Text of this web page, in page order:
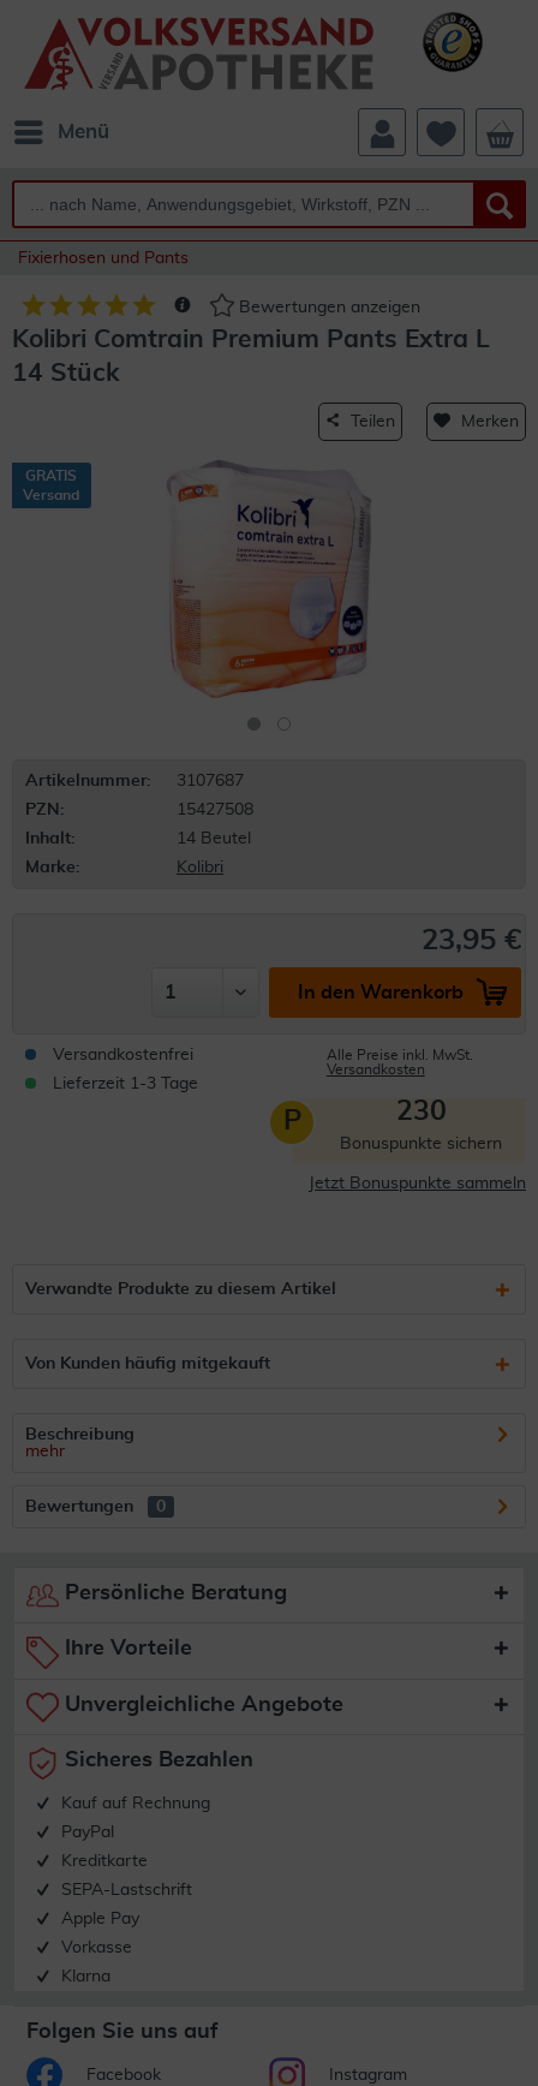
Menü
Fixierhosen und Pants
Bewertungen anzeigen
Kolibri Comtrain Premium Pants Extra L
14 Stück
Teilen Merken
GRATIS
Versand
Artikelnummer:
3107687
PZN:
15427508
Inhalt:
14 Beutel
Marke:
Kolibri
23,95 €
In den Warenkorb
Versandkostenfrei
Lieferzeit 1-3 Tage
Alle Preise inkl. MwSt.
Versandkosten
P 230
Bonuspunkte sichern
Jetzt Bonuspunkte sammeln
Verwandte Produkte zu diesem Artikel
Von Kunden häufig mitgekauft
Beschreibung
mehr
Bewertungen 0
Persönliche Beratung
Ihre Vorteile
Unvergleichliche Angebote
Sicheres Bezahlen
Kauf auf Rechnung
PayPal
Kreditkarte
SEPA-Lastschrift
Apple Pay
Vorkasse
Klarna
Folgen Sie uns auf
Facebook Instagram